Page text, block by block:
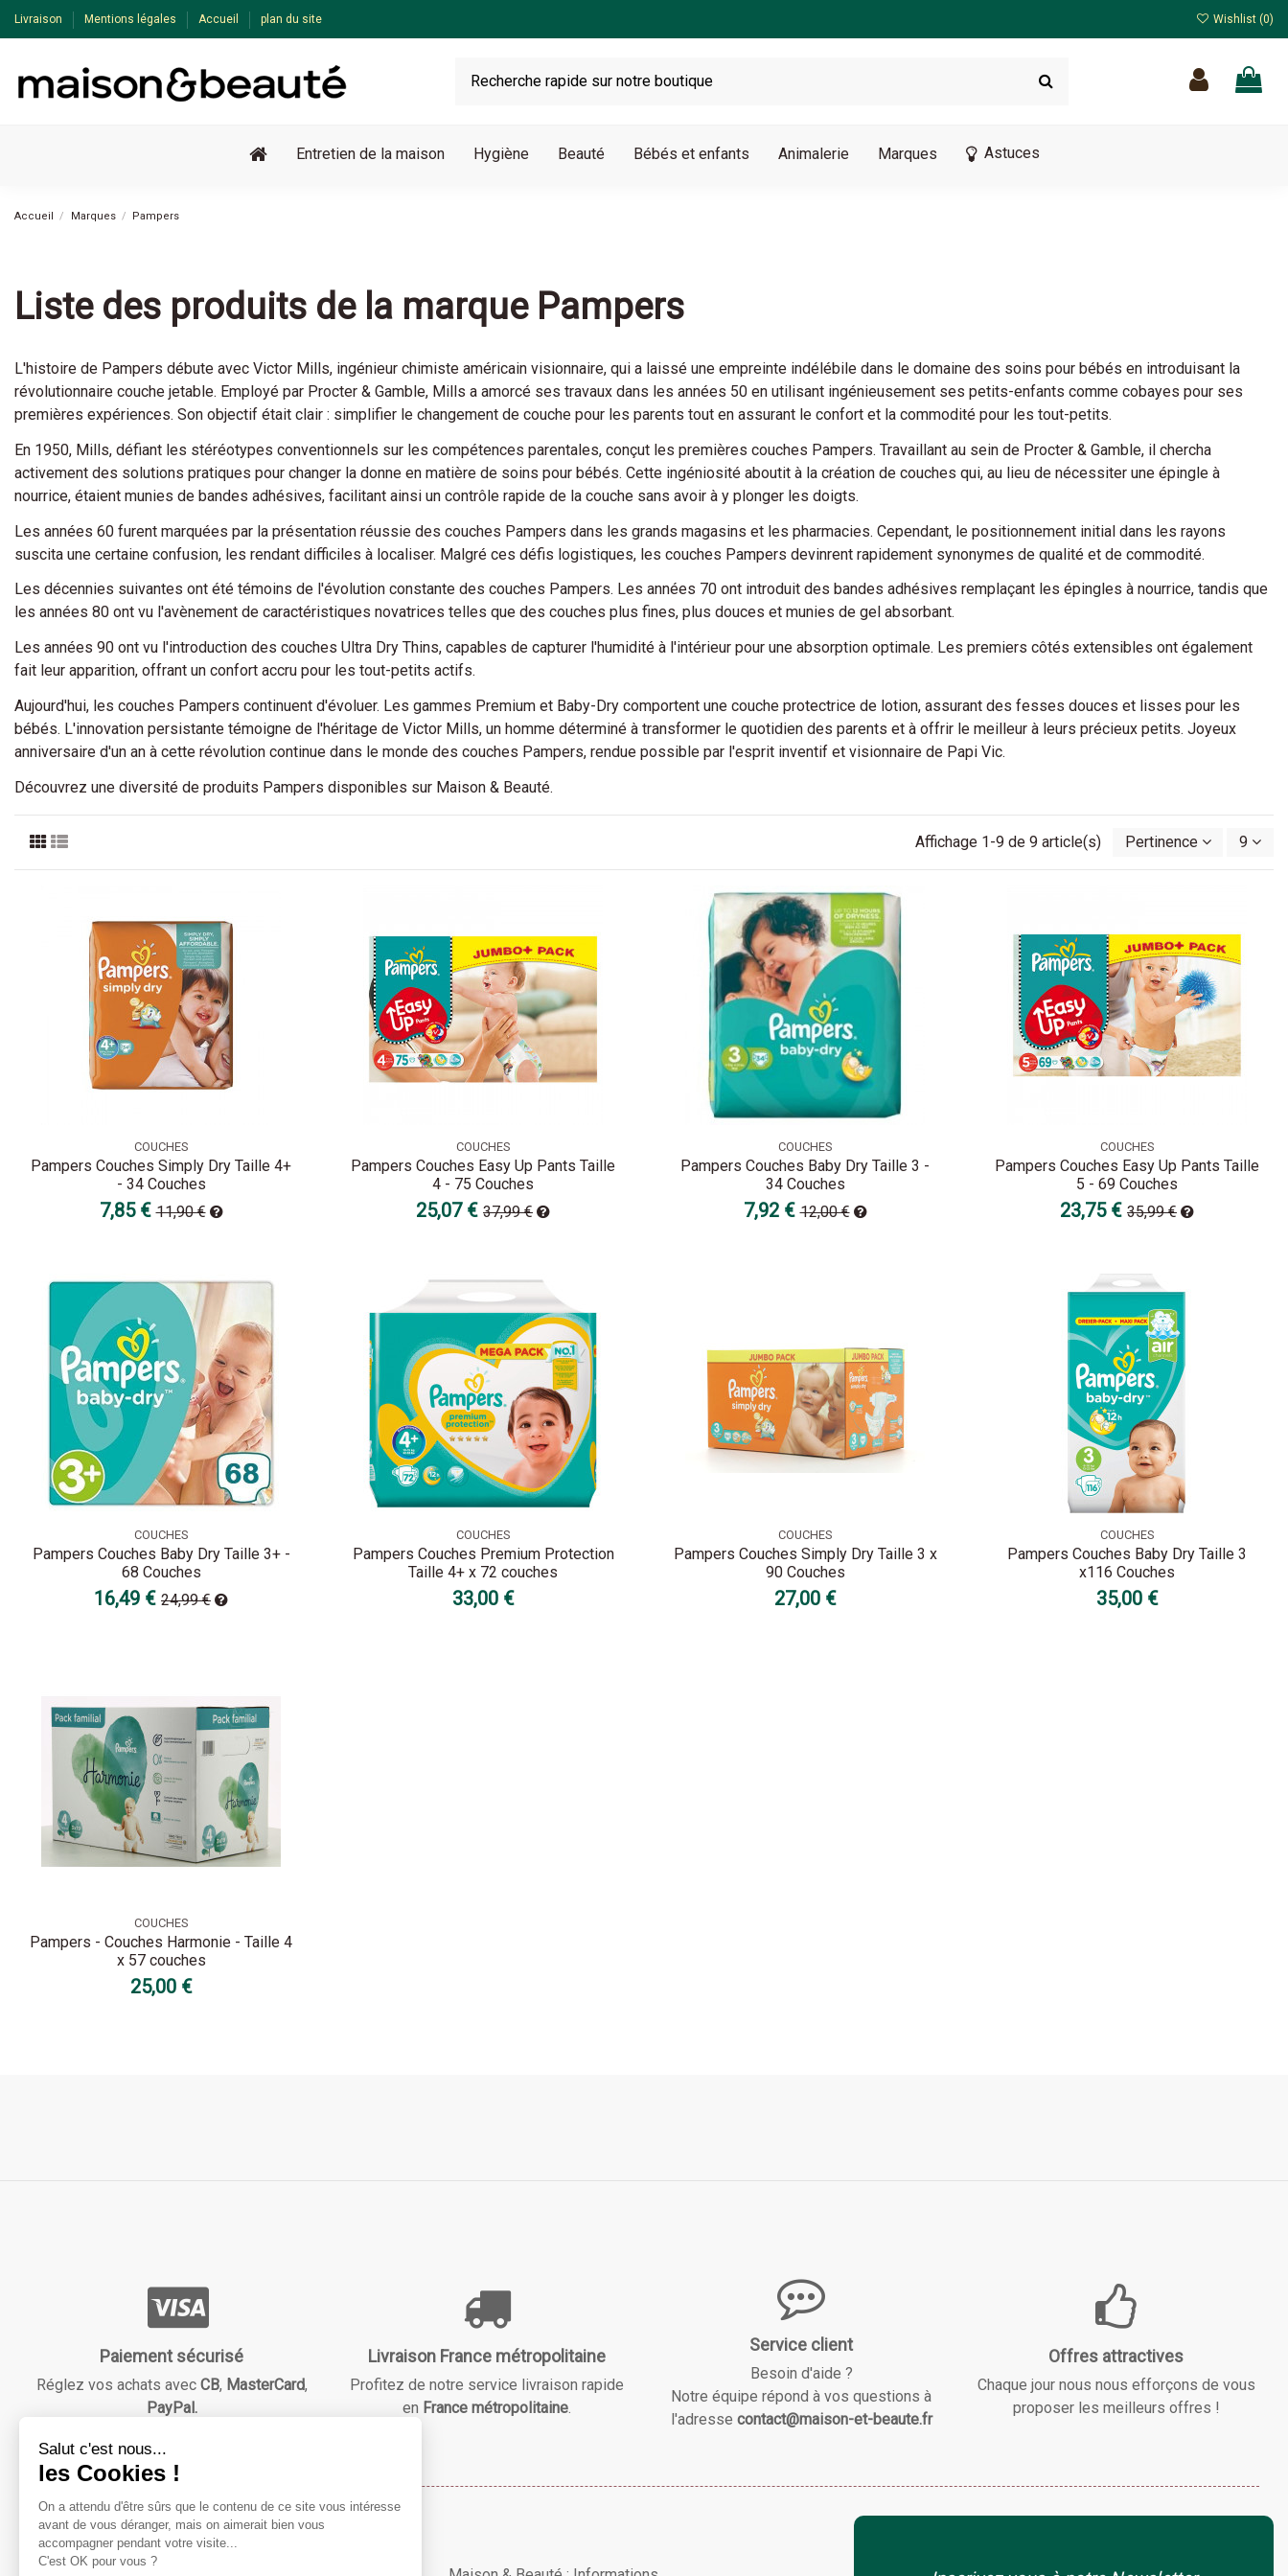
Livraison Mentions légales Accueil plan du site Wishlist (0)
Entretien de la maison Hygiène Beauté Bébés et enfants Animalerie Marques Astuces
Accueil Marques Pampers
Liste des produits de la marque Pampers
L'histoire de Pampers débute avec Victor Mills, ingénieur chimiste américain visionnaire, qui a laissé une empreinte indélébile dans le domaine des soins pour bébés en introduisant la
révolutionnaire couche jetable. Employé par Procter & Gamble, Mills a amorcé ses travaux dans les années 50 en utilisant ingénieusement ses petits-enfants comme cobayes pour ses
premières expériences. Son objectif était clair : simplifier le changement de couche pour les parents tout en assurant le confort et la commodité pour les tout-petits.
En 1950, Mills, défiant les stéréotypes conventionnels sur les compétences parentales, conçut les premières couches Pampers. Travaillant au sein de Procter & Gamble, il chercha
activement des solutions pratiques pour changer la donne en matière de soins pour bébés. Cette ingéniosité aboutit à la création de couches qui, au lieu de nécessiter une épingle à
nourrice, étaient munies de bandes adhésives, facilitant ainsi un contrôle rapide de la couche sans avoir à y plonger les doigts.
Les années 60 furent marquées par la présentation réussie des couches Pampers dans les grands magasins et les pharmacies. Cependant, le positionnement initial dans les rayons
suscita une certaine confusion, les rendant difficiles à localiser. Malgré ces défis logistiques, les couches Pampers devinrent rapidement synonymes de qualité et de commodité.
Les décennies suivantes ont été témoins de l'évolution constante des couches Pampers. Les années 70 ont introduit des bandes adhésives remplaçant les épingles à nourrice, tandis que
les années 80 ont vu l'avènement de caractéristiques novatrices telles que des couches plus fines, plus douces et munies de gel absorbant.
Les années 90 ont vu l'introduction des couches Ultra Dry Thins, capables de capturer l'humidité à l'intérieur pour une absorption optimale. Les premiers côtés extensibles ont également
fait leur apparition, offrant un confort accru pour les tout-petits actifs.
Aujourd'hui, les couches Pampers continuent d'évoluer. Les gammes Premium et Baby-Dry comportent une couche protectrice de lotion, assurant des fesses douces et lisses pour les
bébés. L'innovation persistante témoigne de l'héritage de Victor Mills, un homme déterminé à transformer le quotidien des parents et à offrir le meilleur à leurs précieux petits. Joyeux
anniversaire d'un an à cette révolution continue dans le monde des couches Pampers, rendue possible par l'esprit inventif et visionnaire de Papi Vic.
Découvrez une diversité de produits Pampers disponibles sur Maison & Beauté.
Affichage 1-9 de 9 article(s) Pertinence 9
COUCHES
Pampers Couches Simply Dry Taille 4+
- 34 Couches
7,85 €11,90 €
COUCHES
Pampers Couches Easy Up Pants Taille
4 - 75 Couches
25,07 € 37,99 €
COUCHES
Pampers Couches Baby Dry Taille 3 -
34 Couches
7,92 €12,00 €
COUCHES
Pampers Couches Easy Up Pants Taille
5 - 69 Couches
23,75 € 35,99 €
COUCHES
Pampers Couches Baby Dry Taille 3+ -
68 Couches
16,49 € 24,99 €
COUCHES
Pampers Couches Premium Protection
Taille 4+ x 72 couches
33,00 €
COUCHES
Pampers Couches Simply Dry Taille 3 x
90 Couches
27,00 €
COUCHES
Pampers Couches Baby Dry Taille 3
x116 Couches
35,00 €
COUCHES
Pampers - Couches Harmonie - Taille 4
x 57 couches
25,00 €
Paiement sécurisé
Réglez vos achats avec CB, MasterCard,
PayPal.
Livraison France métropolitaine
Profitez de notre service livraison rapide
en France métropolitaine.
Service client
Besoin d'aide ?
Notre équipe répond à vos questions à
l'adresse contact@maison-et-beaute.fr
Offres attractives
Chaque jour nous nous efforçons de vous
proposer les meilleurs offres !
Maison & Beauté
Notre mission ?